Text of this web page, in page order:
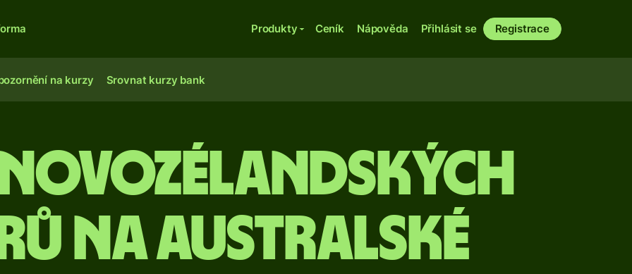
Produkty Ceník Nápověda Přihlásit se Registrace
na kurzy Srovnat kurzy bank
na australské